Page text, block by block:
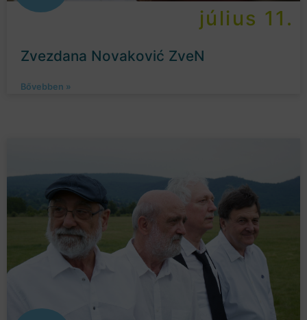
július 11.
Zvezdana Novaković ZveN
Bővebben »